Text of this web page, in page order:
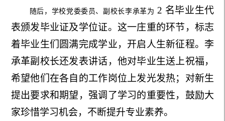
随后，学校党委委员、副校长李承革为 2 名毕业生代
表颁发毕业证及学位证。这一庄重的环节，标志
着毕业生们圆满完成学业，开启人生新征程。李
承革副校长还发表讲话，他对毕业生送上祝福，
希望他们在各自的工作岗位上发光发热；对新生
提出要求和期望，强调了学习的重要性，鼓励大
家珍惜学习机会，不断提升专业素养。